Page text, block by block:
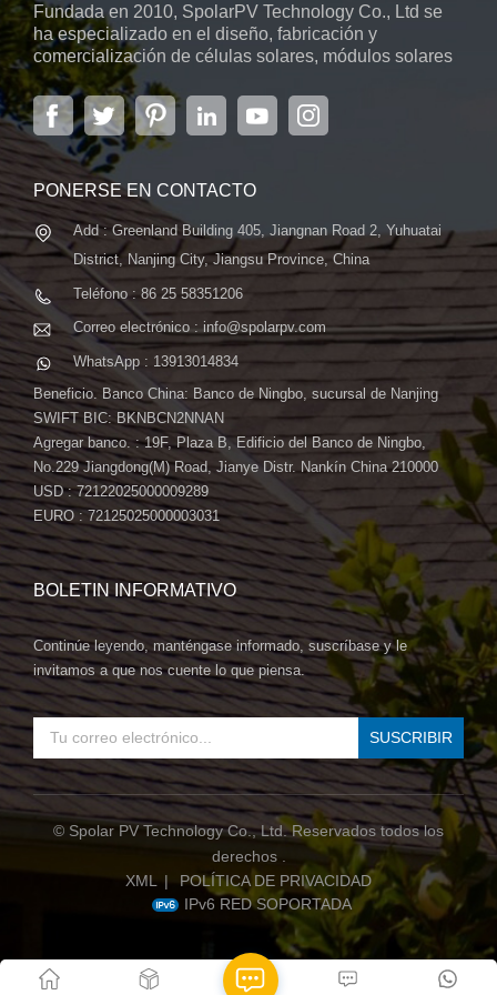
elegancia. 2. Tecnología de vanguardia: - Tecnología PERC:
Impulsado por la tecnología PERC (Passivated Emitter Rear
Cell), este panel garantiza una eficiencia de conversión de
energía óptima, con un impresionante 19,45%. - Revestimiento
antirreflectante: El revestimiento antirreflectante minimiza el
reflejo de la luz, optimizando la absorción de energía y el
rendimiento, incluso en condiciones de iluminación difíciles. 3.
Versatilidad en la Aplicación: - Adaptable a tejados y
fachadas**: Diseñado para tejados, fachadas y más, el panel
solar BIPV Blue de 380 W ofrece versatilidad en su aplicación,
convirtiendo elementos arquitectónicos en activos productores
de energía. 4. Durabilidad en el Diseño: - Alta resistencia a
cargas mecánicas: Diseñado para soportar altas cargas
mecánicas, este panel garantiza durabilidad en diversas
condiciones ambientales, lo que lo hace adecuado para una
variedad de aplicaciones arquitectónicas. 5. Hacer realidad
visiones sostenibles: - Una Declaración Solar: El BIPV Azul
380W Solar Panel no sólo genera energía limpia sino que
también contribuye a la creación de espacios sostenibles y
ecológicos. Conclusión: El panel solar BIPV Blue 380W de
SpolarPV es más que un simple panel solar; es una revolución
estética y sostenible. Mejore sus diseños arquitectónicos,
aproveche la energía limpia y haga una declaración audaz con
una solución solar que fusiona tecnología con estilo.
Contáctenos hoy para explorar cómo el panel solar BIPV Blue
380W puede transformar sus visiones arquitectónicas y
contribuir a un futuro más ecológico y sostenible con
SpolarPV.
Fundada en 2010, SpolarPV Technology Co., Ltd se
ha especializado en el diseño, fabricación y
comercialización de células solares, módulos solares
y sistemas de energía solar. La empresa, ubicada en
la capital de la provincia de Jiangsu, Nanjing, con una
superficie de 6.000 m2, cuenta con sistemas
automáticos avanzados...
PONERSE EN CONTACTO
Add : Greenland Building 405, Jiangnan Road 2, Yuhuatai
District, Nanjing City, Jiangsu Province, China
Teléfono : 86 25 58351206
Correo electrónico : info@spolarpv.com
WhatsApp : 13913014834
Beneficio. Banco China: Banco de Ningbo, sucursal de Nanjing
SWIFT BIC: BKNBCN2NNAN
Agregar banco. : 19F, Plaza B, Edificio del Banco de Ningbo,
No.229 Jiangdong(M) Road, Jianye Distr. Nankín China 210000
USD : 72122025000009289
EURO : 72125025000003031
BOLETIN INFORMATIVO
Continúe leyendo, manténgase informado, suscríbase y le
invitamos a que nos cuente lo que piensa.
© Spolar PV Technology Co., Ltd. Reservados todos los
derechos .
XML |
POLÍTICA DE PRIVACIDAD
IPv6 RED SOPORTADA